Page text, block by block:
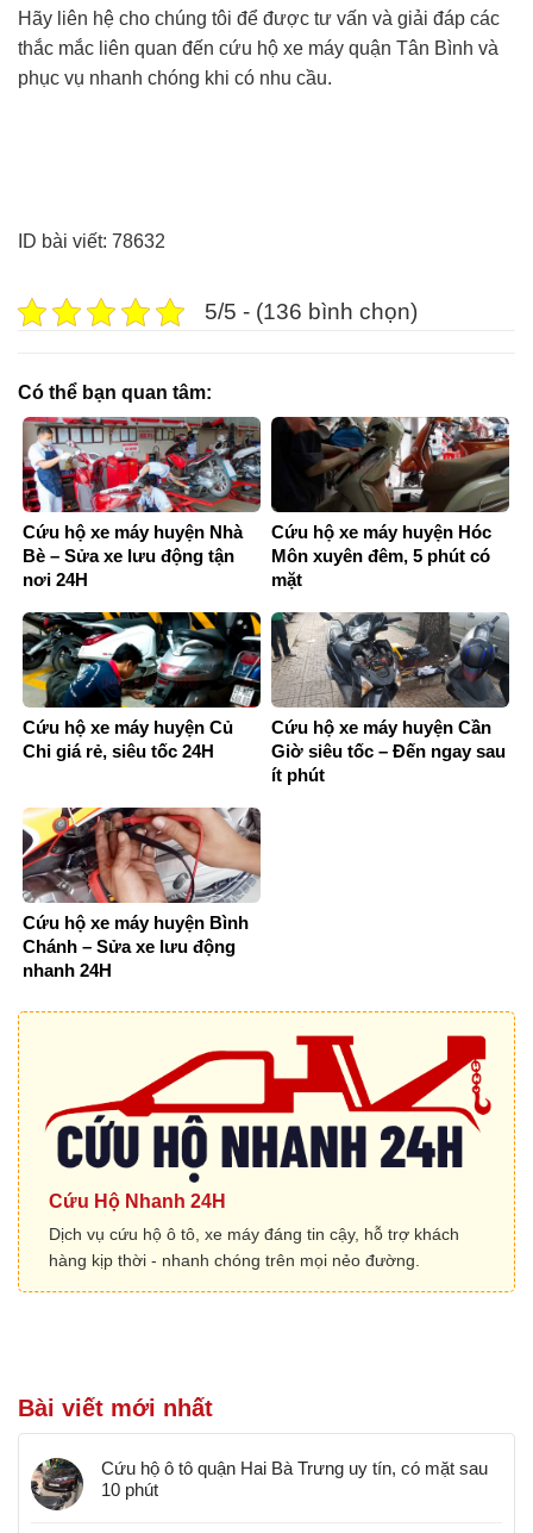
Hãy liên hệ cho chúng tôi để được tư vấn và giải đáp các
thắc mắc liên quan đến cứu hộ xe máy quận Tân Bình và
phục vụ nhanh chóng khi có nhu cầu.
ID bài viết: 78632
5/5 - (136 bình chọn)
Có thể bạn quan tâm:
Cứu hộ xe máy huyện Nhà
Bè – Sửa xe lưu động tận
nơi 24H
Cứu hộ xe máy huyện Hóc
Môn xuyên đêm, 5 phút có
mặt
Cứu hộ xe máy huyện Củ
Chi giá rẻ, siêu tốc 24H
Cứu hộ xe máy huyện Cần
Giờ siêu tốc – Đến ngay sau
ít phút
Cứu hộ xe máy huyện Bình
Chánh – Sửa xe lưu động
nhanh 24H
Cứu Hộ Nhanh 24H
Dịch vụ cứu hộ ô tô, xe máy đáng tin cậy, hỗ trợ khách
hàng kịp thời - nhanh chóng trên mọi nẻo đường.
Bài viết mới nhất
Cứu hộ ô tô quận Hai Bà Trưng uy tín, có mặt sau
10 phút